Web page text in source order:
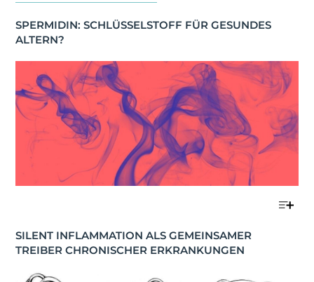
SPERMIDIN: SCHLÜSSELSTOFF FÜR GESUNDES
ALTERN?
SILENT INFLAMMATION ALS GEMEINSAMER
TREIBER CHRONISCHER ERKRANKUNGEN